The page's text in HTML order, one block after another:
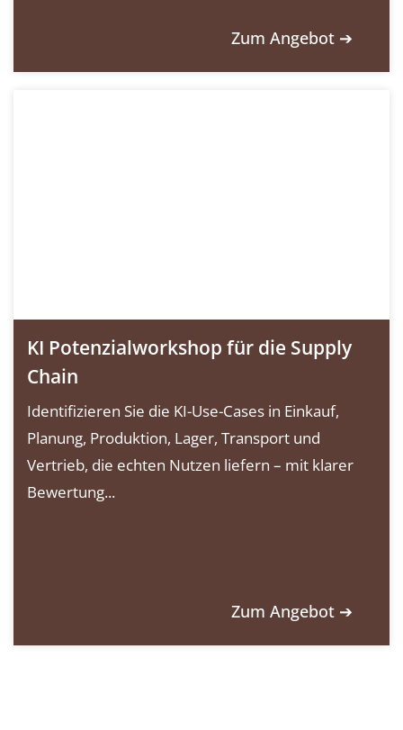
Zum Angebot ➔
KI Potenzialworkshop für die Supply
Chain
Identifizieren Sie die KI-Use-Cases in Einkauf,
Planung, Produktion, Lager, Transport und
Vertrieb, die echten Nutzen liefern – mit klarer
Bewertung...
Zum Angebot ➔